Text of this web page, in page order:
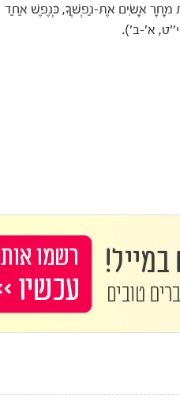
מָחָר אָשִׂים אֶת-נַפְשְׁךָ, כְּנֶפֶשׁ אַחַד
א'-ב').